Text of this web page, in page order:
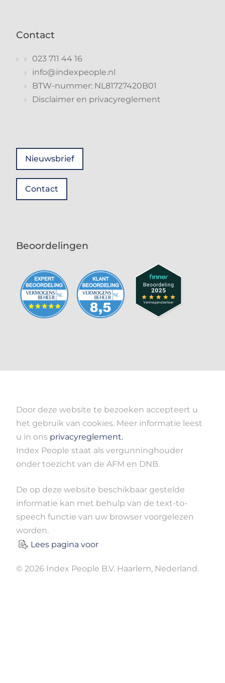
Contact
023 711 44 16
info@indexpeople.nl
BTW-nummer: NL81727420B01
Disclaimer en privacyreglement
Nieuwsbrief
Contact
Beoordelingen
Door deze website te bezoeken accepteert u
het gebruik van cookies. Meer informatie leest
u in ons privacyreglement.
Index People staat als vergunninghouder
onder toezicht van de AFM en DNB.
De op deze website beschikbaar gestelde
informatie kan met behulp van de text-to-
speech functie van uw browser voorgelezen
worden.
Lees pagina voor
© 2026 Index People B.V. Haarlem, Nederland.